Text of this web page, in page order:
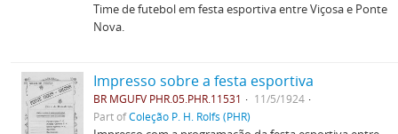
Time de futebol em festa esportiva entre Viçosa e Ponte
Nova.
Impresso sobre a festa esportiva
BR MGUFV PHR.05.PHR.11531
11/5/1924
Part ofColeção P. H. Rolfs (PHR)